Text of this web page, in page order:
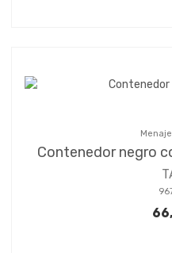
Contenedor negro